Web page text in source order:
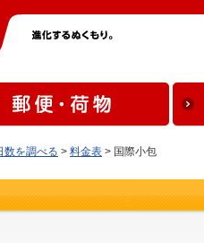
数を調べる > 料金表 > 国際小包